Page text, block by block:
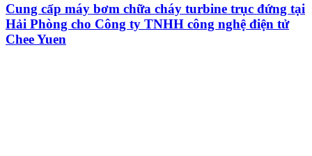
Cung cấp máy bơm chữa cháy turbine trục đứng tại
Hải Phòng cho Công ty TNHH công nghệ điện tử
Chee Yuen